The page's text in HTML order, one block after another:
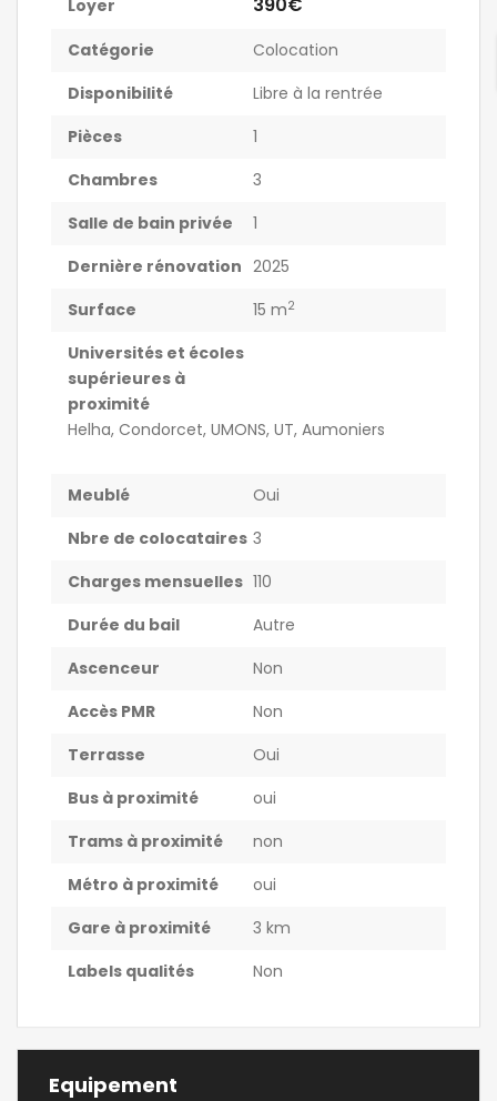
Loyer 390€
Catégorie
Colocation
Disponibilité
Libre à la rentrée
Pièces
1
Chambres
3
Salle de bain privée
1
Dernière rénovation 2025
Surface
15 m2
Universités et écoles
supérieures à
proximité
Helha, Condorcet, UMONS, UT, Aumoniers
Meublé
Oui
Nbre de colocataires 3
Charges mensuelles 110
Durée du bail
Autre
Ascenceur
Non
Accès PMR
Non
Terrasse
Oui
Bus à proximité
oui
Trams à proximité
non
Métro à proximité
oui
Gare à proximité
3 km
Labels qualités
Non
Equipement